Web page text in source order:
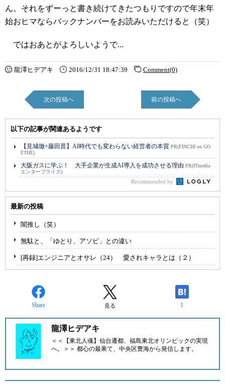
ん。それをずーっと書き続けてきたつもりですので年末年
始おヒマならバックナンバーをお読みいただけると（笑）
ではおあとがよろしいようで...
龍澤ヒデアキ 2016/12/31 18:47:39 Comment(0)
次の投稿へ 前の投稿へ
以下の記事が関連あるようです
【見城徹×藤田晋】AI時代でも変わらない経営者の本質 PR(FINCHI on GO
ETHE)
大阪ガスに学ぶ！ 大手企業が生成AI導入を成功させる理由 PR(ITmedia
エンタープライズ)
Recommended by
最新の投稿
闇推し（笑）
無駄と、「ゆとり、アソビ」との違い
[再録]エンジニアとオサレ（24） 愛されキャラとは（２）
Share 見る 1
龍澤ヒデアキ
＜＜【東北人魂】仙台遷都、福島東北オリンピックの実現
へ。＞＞ 都心の最果て、中央区豊海から発信します。